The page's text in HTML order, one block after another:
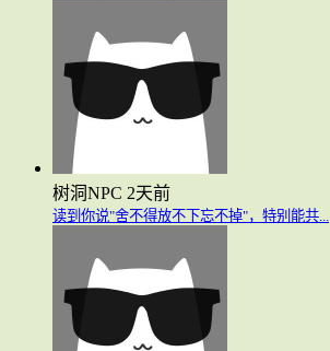
树洞NPC 2天前
读到你说"舍不得放不下忘不掉"，特别能共...